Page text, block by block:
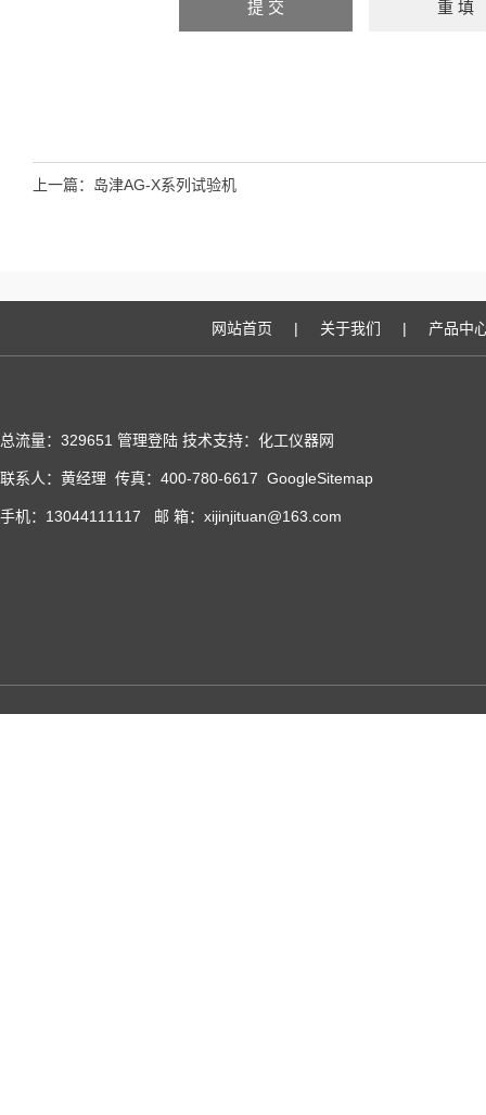
上一篇： 岛津AG-X系列试验机
网站首页 | 关于我们 | 产品中
总流量：329651 管理登陆 技术支持：化工仪器网
联系人：黄经理 传真：400-780-6617 GoogleSitemap
手机：13044111117 邮 箱：xijinjituan@163.com